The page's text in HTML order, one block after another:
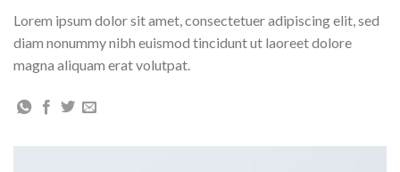
Lorem ipsum dolor sit amet, consectetuer adipiscing elit, sed
diam nonummy nibh euismod tincidunt ut laoreet dolore
magna aliquam erat volutpat.